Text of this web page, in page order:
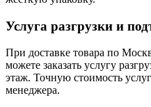
Услуга разгрузки и
При доставке товара по
можете заказать услугу
этаж. Точную стоимость
менеджера.